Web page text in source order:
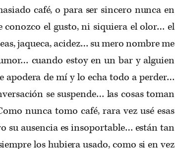
café, o para ser sincero nunca en
el gusto, ni siquiera el olor… el
jaqueca, acidez… su mero nombre me
cuando estoy en un bar y alguien
apodera de mí y lo echa todo a perder…
se suspende… las cosas toman
nunca tomo café, rara vez usé esas
su ausencia es insoportable… están tan
los hubiera usado, como si en vez